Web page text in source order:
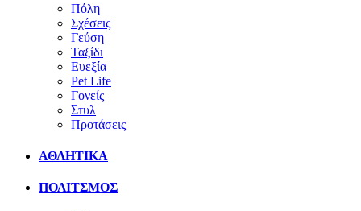
Πόλη
Σχέσεις
Γεύση
Ταξίδι
Ευεξία
Pet Life
Γονείς
Στυλ
Προτάσεις
ΑΘΛΗΤΙΚΑ
ΠΟΛΙΤΣΜΟΣ